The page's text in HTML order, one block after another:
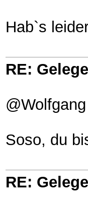
Hab`s
RE:
@Wolfgang
Soso, du
RE: